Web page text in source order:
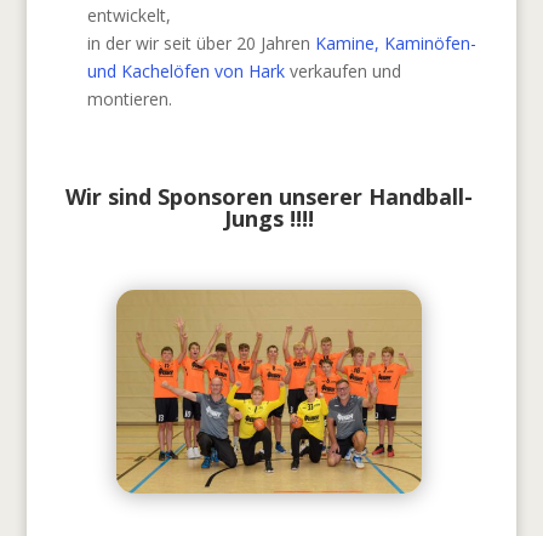
entwickelt,
in der wir seit über 20 Jahren Kamine, Kaminöfen-
und Kachelöfen von Hark verkaufen und
montieren.
Wir sind Sponsoren unserer Handball-
Jungs !!!!